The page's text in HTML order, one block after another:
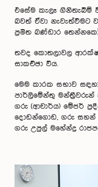
එසේම කැලෑ ගිනිතැබීම්
බවත් ඒවා නැවැත්වීමට
ප්‍රමිත බණ්ඩාර
තවද කොතලාවල
සාකච්ඡා විය.
මෙම කාරක සභාව
පාර්ලිමේන්තු
ගරු (ආචාර්ය) මේජර්
දොඩන්ගොඩ, ගරු සහන්
ගරු උපුල් මහේන්ද්‍ර